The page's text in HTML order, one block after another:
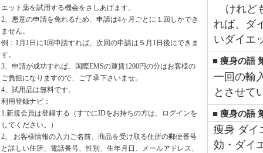
エット薬を試用する機会をさしあげます。
2、悪意の申請を免れるため、申請は4ヶ月ごとに１回しかでき
ません。
例：1月1日に1回申請すれば、次回の申請は５月1日後にできま
す。
3、申請が成功すれば、国際EMSの運賃1200円の分はお客様の
ご負担になりますので、ご了承下さいませ。
4、試用品は無料です。
利用登録ナビ：
1.新規会員は登録する（すでにIDをお持ちの方は、ログインを
してください。）
2、 お客様情報の入力ご名前、商品を受け取る住所の郵便番号
と詳しい住所、電話番号、性別、生年月日、メールアドレス、
けれど
れば、ダ
いダイエ
■ 痩身の語
一回の輸
とさせて
■ 痩身の語
痩身 ダイ
効・ダイ